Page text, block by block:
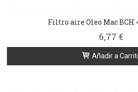
Filtro aire Oleo Mac BCH
6,77 €
Añadir a